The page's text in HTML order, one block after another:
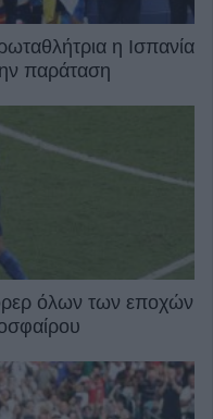
η Ισπανία
παράταση
όλων των εποχών